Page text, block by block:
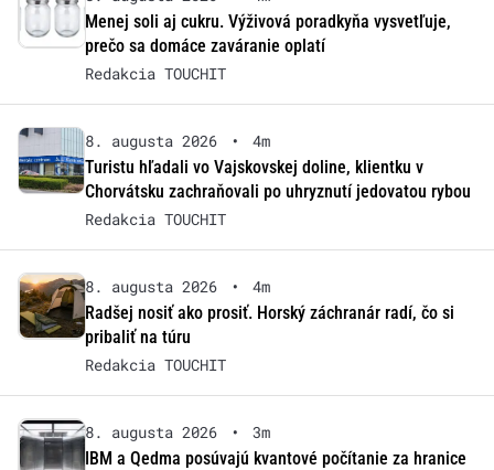
Menej soli aj cukru. Výživová poradkyňa vysvetľuje,
prečo sa domáce zaváranie oplatí
Redakcia TOUCHIT
8. augusta 2026 •
4m
Turistu hľadali vo Vajskovskej doline, klientku v
Chorvátsku zachraňovali po uhryznutí jedovatou rybou
Redakcia TOUCHIT
8. augusta 2026 •
4m
Radšej nosiť ako prosiť. Horský záchranár radí, čo si
pribaliť na túru
Redakcia TOUCHIT
8. augusta 2026 •
3m
IBM a Qedma posúvajú kvantové počítanie za hranice